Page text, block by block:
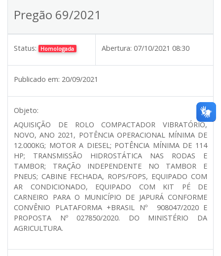
Pregão 69/2021
Status: Homologada Abertura: 07/10/2021 08:30
Publicado em: 20/09/2021
Objeto:
AQUISIÇÃO DE ROLO COMPACTADOR VIBRATÓRIO,
NOVO, ANO 2021, POTÊNCIA OPERACIONAL MÍNIMA DE
12.000KG; MOTOR A DIESEL; POTÊNCIA MÍNIMA DE 114
HP; TRANSMISSÃO HIDROSTÁTICA NAS RODAS E
TAMBOR; TRAÇÃO INDEPENDENTE NO TAMBOR E
PNEUS; CABINE FECHADA, ROPS/FOPS, EQUIPADO COM
AR CONDICIONADO, EQUIPADO COM KIT PÉ DE
CARNEIRO PARA O MUNICÍPIO DE JAPURÁ CONFORME
CONVÊNIO PLATAFORMA +BRASIL Nº 908047/2020 E
PROPOSTA Nº 027850/2020. DO MINISTÉRIO DA
AGRICULTURA.